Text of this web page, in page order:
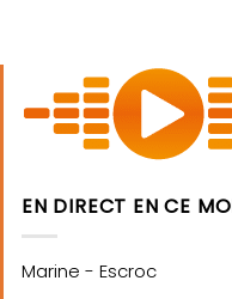
EN DIRECT EN CE